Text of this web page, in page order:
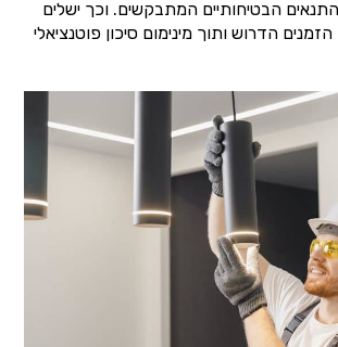
הבטיחותיים המתבקשים. וכך ישלים
הדרוש ותוך מינימום סיכון פוטנציאלי